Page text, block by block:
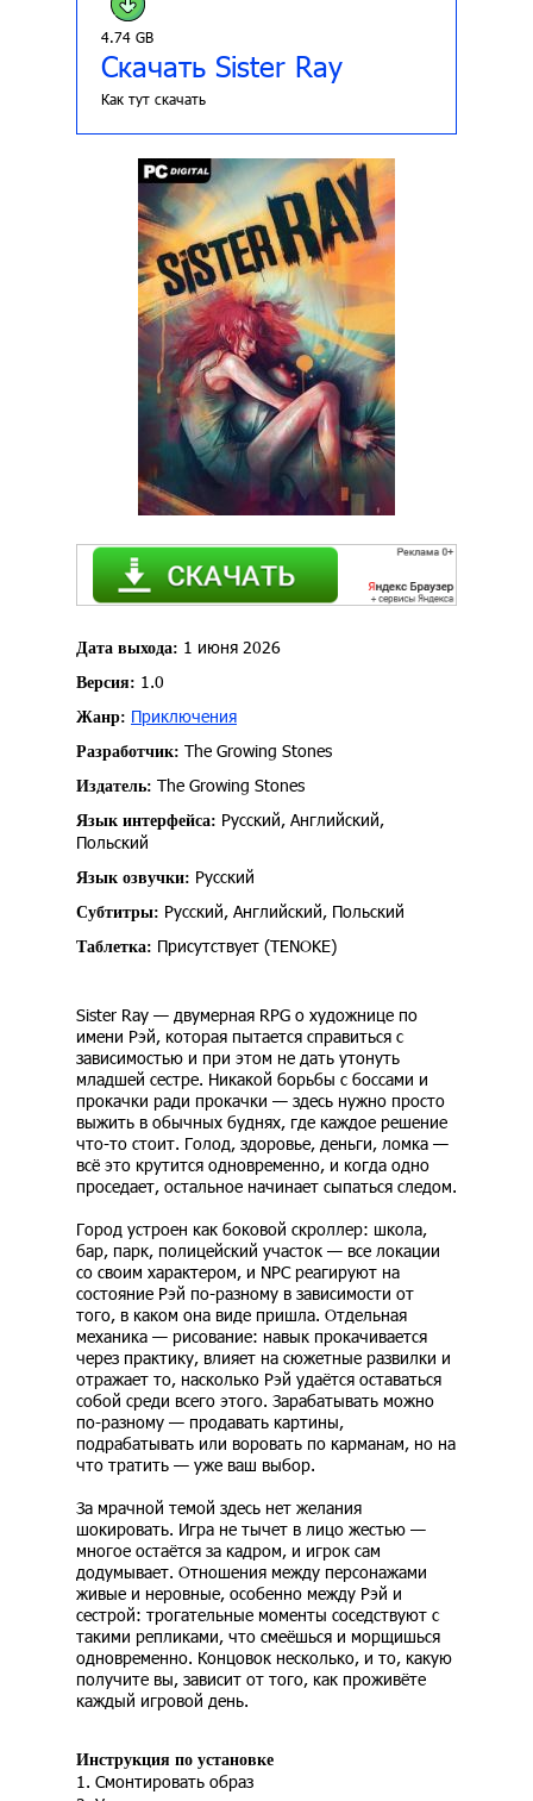
4.74 GB
Скачать Sister Ray
Как тут скачать
Дата выхода: 1 июня 2026
Версия: 1.0
Жанр: Приключения
Разработчик: The Growing Stones
Издатель: The Growing Stones
Язык интерфейса: Русский, Английский,
Польский
Язык озвучки: Русский
Субтитры: Русский, Английский, Польский
Таблетка: Присутствует (TENOKE)
Sister Ray — двумерная RPG о художнице по
имени Рэй, которая пытается справиться с
зависимостью и при этом не дать утонуть
младшей сестре. Никакой борьбы с боссами и
прокачки ради прокачки — здесь нужно просто
выжить в обычных буднях, где каждое решение
что-то стоит. Голод, здоровье, деньги, ломка —
всё это крутится одновременно, и когда одно
проседает, остальное начинает сыпаться следом.
Город устроен как боковой скроллер: школа,
бар, парк, полицейский участок — все локации
со своим характером, и NPC реагируют на
состояние Рэй по-разному в зависимости от
того, в каком она виде пришла. Отдельная
механика — рисование: навык прокачивается
через практику, влияет на сюжетные развилки и
отражает то, насколько Рэй удаётся оставаться
собой среди всего этого. Зарабатывать можно
по-разному — продавать картины,
подрабатывать или воровать по карманам, но на
что тратить — уже ваш выбор.
За мрачной темой здесь нет желания
шокировать. Игра не тычет в лицо жестью —
многое остаётся за кадром, и игрок сам
додумывает. Отношения между персонажами
живые и неровные, особенно между Рэй и
сестрой: трогательные моменты соседствуют с
такими репликами, что смеёшься и морщишься
одновременно. Концовок несколько, и то, какую
получите вы, зависит от того, как проживёте
каждый игровой день.
Инструкция по установке
1. Смонтировать образ